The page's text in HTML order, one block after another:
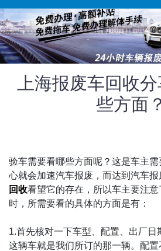
上海报废车回收
些方面？
验车需要看哪些方面呢？这是车主
心就会加速汽车报废，而达到汽车
回收看望它的存在，所以车主要注
时，所需要看的具体的方面是有：
1.首先核对一下车型、配置、出厂日
这辆车就是我们所订的那一辆。配